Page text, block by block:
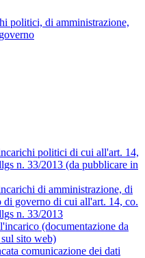
politici, di amministrazione,
politici di cui all'art. 14,
n. 33/2013 (da pubblicare in
di amministrazione, di
di governo di cui all'art. 14, co.
n. 33/2013
(documentazione da
sito web)
comunicazione dei dati